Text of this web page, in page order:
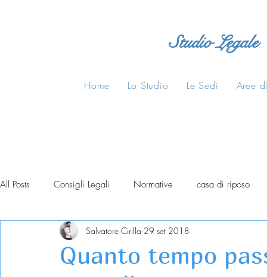
Studio Legale
Home Lo Studio Le Sedi Aree
All Posts Consigli Legali Normative casa di riposo
Quanto tempo
Salvatore Cirilla 29 set 2018